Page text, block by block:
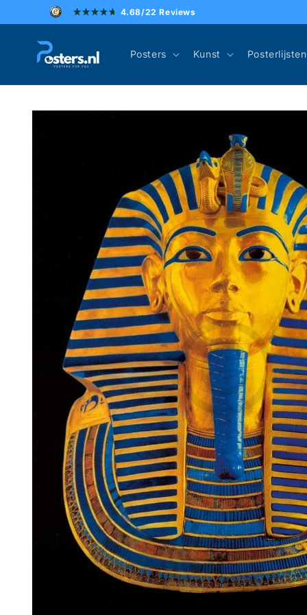
Meteen
naar de
content
4.68/22 Reviews
Posters Kunst Posterlijsten